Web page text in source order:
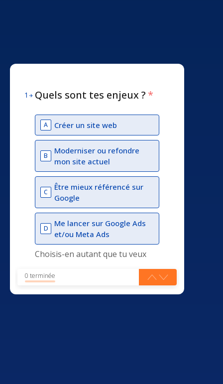
1 Quels sont tes enjeux ? *
A Créer un site web
B
Moderniser ou refondre
mon site actuel
C
Être mieux référencé sur
Google
D
Me lancer sur Google Ads
et/ou Meta Ads
Choisis-en autant que tu veux
0 terminée